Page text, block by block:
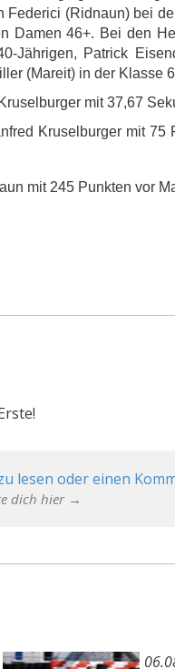
(Ridnaun) bei
Damen 46+. Bei den
Jährigen, Patrick
(Mareit) in der Klasse
mit 37,67
Kruselburger mit
mit 245 Punkten vor
lesen oder einen
dich hier →